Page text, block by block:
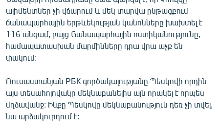
ալիմենտներ չի վճարում և մեկ տարվա ընթացքում
ճանապարհային երթևեկության կանոնները խախտել է
116 անգամ, բայց Ճանապարհային ոստիկանությունը,
համապատասխան մարմինները դրա վրա աչք են
փակում:
Ռուսաստանյան РБК գործակալությանը Պեսկովի որդին
այս տեսահոլովակը մեկնաբանելիս այն որակել է որպես
մղձավանջ: Ինքը Պեսկովը մեկնաբանություն դեռ չի տվել,
նա արձակուրդում է: